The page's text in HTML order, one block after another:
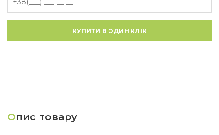
КУПИТИ В ОДИН КЛІК
Опис товару